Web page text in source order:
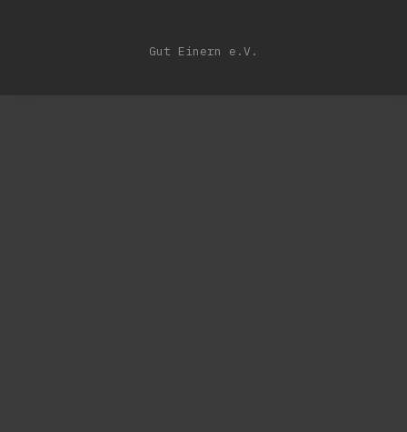
Gut Einern e.V.